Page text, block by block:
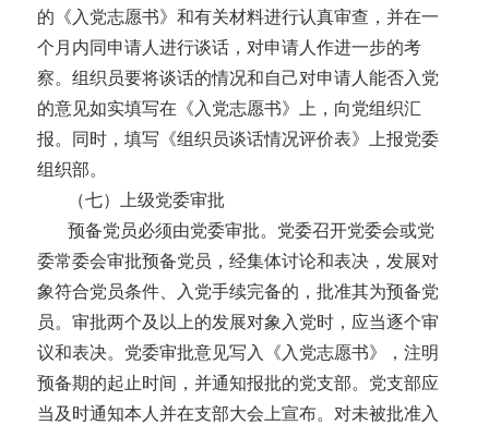
的《入党志愿书》和有关材料进行认真审查，并在一
个月内同申请人进行谈话，对申请人作进一步的考
察。组织员要将谈话的情况和自己对申请人能否入党
的意见如实填写在《入党志愿书》上，向党组织汇
报。同时，填写《组织员谈话情况评价表》上报党委
组织部。
（七）上级党委审批
预备党员必须由党委审批。党委召开党委会或党
委常委会审批预备党员，经集体讨论和表决，发展对
象符合党员条件、入党手续完备的，批准其为预备党
员。审批两个及以上的发展对象入党时，应当逐个审
议和表决。党委审批意见写入《入党志愿书》，注明
预备期的起止时间，并通知报批的党支部。党支部应
当及时通知本人并在支部大会上宣布。对未被批准入